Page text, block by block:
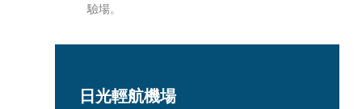
驗場。
日光輕航機場